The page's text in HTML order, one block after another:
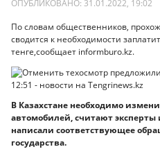
ОПУБЛИКОВАНО: 31.01.2022, 19:02
По словам общественников,
сводится к необходимости
тенге,сообщает informburo.kz.
В Казахстане необходимо
автомобилей, считают
написали соответствующее
государства.